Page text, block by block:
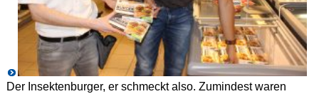
Der Insektenburger, er schmeckt also. Zumindest waren